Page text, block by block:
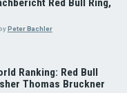
Red Bull Ring,
byPeter Bachler
Ranking: Red Bull
Thomas Bruckner